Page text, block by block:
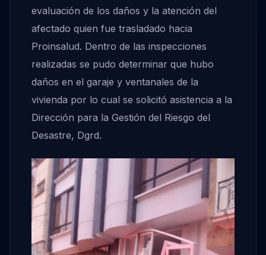
evaluación de los daños y la atención del
afectado quien fue trasladado hacia
Proinsalud. Dentro de las inspecciones
realizadas se pudo determinar que hubo
daños en el garaje y ventanales de la
vivienda por lo cual se solicitó asistencia a la
Dirección para la Gestión del Riesgo del
Desastre, Dgrd.